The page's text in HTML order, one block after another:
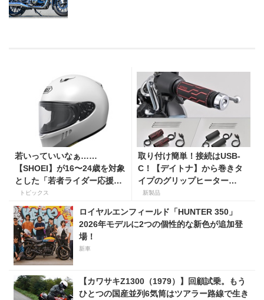
若いっていいなぁ……
【SHOEI】が16〜24歳を対象
とした「若者ライダー応援キ
ャンペーン」を実施
トピックス
取り付け簡単！接続はUSB-
C！【デイトナ】から巻きタ
イプのグリップヒーター
「HOT GRIP WRAP HEAT」
新製品
ロイヤルエンフィールド「HUNTER 350」
2026年モデルに2つの個性的な新色が追加登
場！
新車
【カワサキZ1300（1979）】回顧試乗。もう
ひとつの国産並列6気筒はツアラー路線で生き